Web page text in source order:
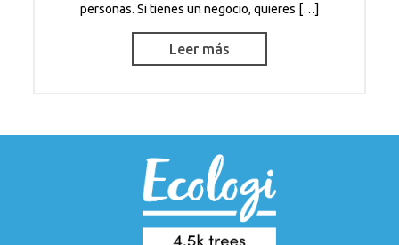
personas. Si tienes un negocio, quieres […]
Leer más